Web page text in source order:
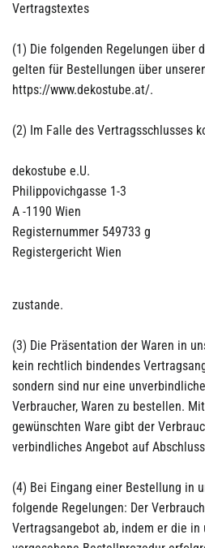
Vertragstextes
(1) Die folgenden Regelungen über
gelten für Bestellungen über
https://www.dekostube.at/.
(2) Im Falle des Vertragsschlusses
dekostube e.U.
Philippovichgasse 1-3
A -1190 Wien
Registernummer 549733 g
Registergericht Wien
zustande.
(3) Die Präsentation der Waren in
kein rechtlich bindendes
sondern sind nur eine
Verbraucher, Waren zu bestellen.
gewünschten Ware gibt der
verbindliches Angebot auf
(4) Bei Eingang einer Bestellung in
folgende Regelungen: Der
Vertragsangebot ab, indem er die